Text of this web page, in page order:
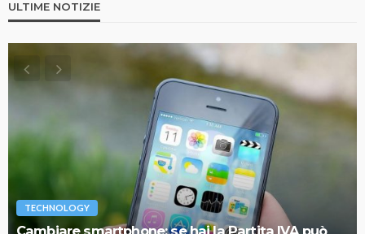
ULTIME NOTIZIE
TECHNOLOGY